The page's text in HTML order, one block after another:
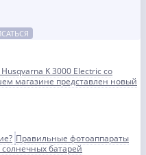
K 3000 Electric со
магазине представлен новый
Правильные фотоаппараты
солнечных батарей